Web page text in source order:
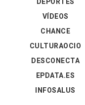
VÍDEOS
CHANCE
CULTURAOCIO
DESCONECTA
EPDATA.ES
INFOSALUS